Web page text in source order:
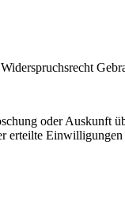
oder Auskunft
erteilte